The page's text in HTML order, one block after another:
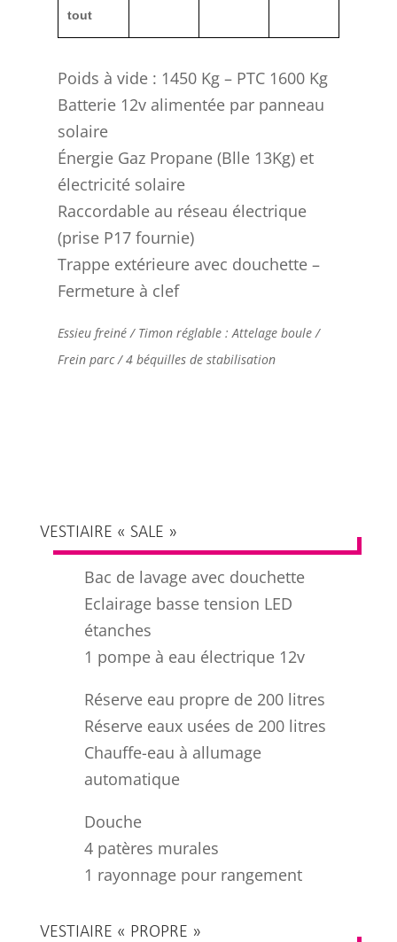
tout
Poids à vide : 1450 Kg – PTC 1600 Kg
Batterie 12v alimentée par panneau
solaire
Énergie Gaz Propane (Blle 13Kg) et
électricité solaire
Raccordable au réseau électrique
(prise P17 fournie)
Trappe extérieure avec douchette –
Fermeture à clef
Essieu freiné / Timon réglable : Attelage boule /
Frein parc / 4 béquilles de stabilisation
VESTIAIRE « SALE »
Bac de lavage avec douchette
Eclairage basse tension LED
étanches
1 pompe à eau électrique 12v
Réserve eau propre de 200 litres
Réserve eaux usées de 200 litres
Chauffe-eau à allumage
automatique
Douche
4 patères murales
1 rayonnage pour rangement
VESTIAIRE « PROPRE »